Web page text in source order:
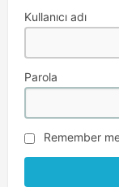
Kullanıcı adı
Parola
Remember